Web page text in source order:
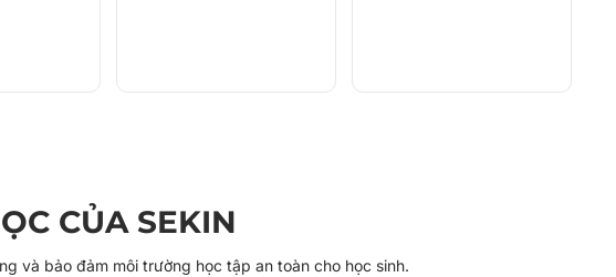
CỦA SEKIN
và bảo đảm môi trường học tập an toàn cho học sinh.